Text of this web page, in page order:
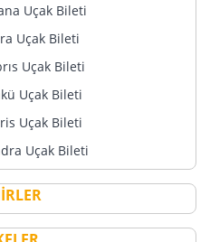
Uçak Bileti
Uçak Bileti
Uçak Bileti
Uçak Bileti
Uçak Bileti
Uçak Bileti